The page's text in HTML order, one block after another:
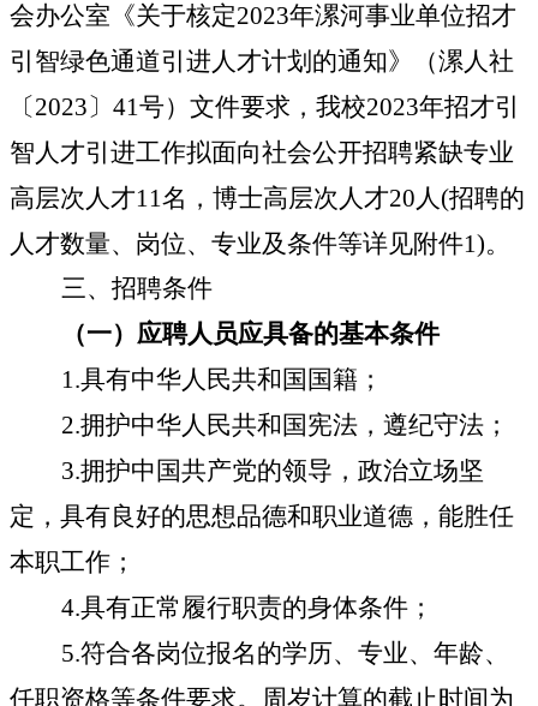
会办公室《关于核定2023年漯河事业单位招才
引智绿色通道引进人才计划的通知》（漯人社
〔 2023 〕 41号）文件要求，我校2023年招才引
智人才引进工作拟面向社会公开招聘紧缺专业
高层次人才11名，博士高层次人才20人(招聘的
人才数量、岗位、专业及条件等详见附件1)。
三、招聘条件
（一）应聘人员应具备的基本条件
1.具有中华人民共和国国籍；
2.拥护中华人民共和国宪法，遵纪守法；
3.拥护中国共产党的领导，政治立场坚
定，具有良好的思想品德和职业道德，能胜任
本职工作；
4.具有正常履行职责的身体条件；
5.符合各岗位报名的学历、专业、年龄、
任职资格等条件要求。 周岁计算的截止时间为